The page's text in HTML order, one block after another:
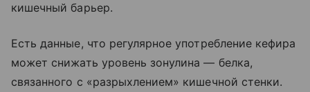
кишечный барьер.
Есть данные, что регулярное употребление кефира
может снижать уровень зонулина — белка,
связанного с «разрыхлением» кишечной стенки.